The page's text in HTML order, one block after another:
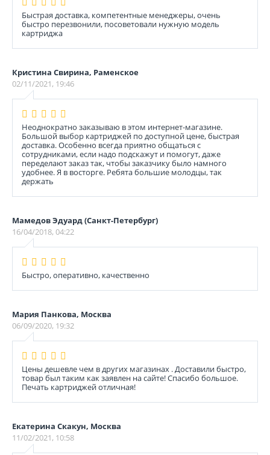
Быстрая доставка, компетентные менеджеры, очень
быстро перезвонили, посоветовали нужную модель
картриджа
Кристина Свирина, Раменское
02/11/2021, 19:46
Неоднократно заказываю в этом интернет-магазине.
Большой выбор картриджей по доступной цене, быстрая
доставка. Особенно всегда приятно общаться с
сотрудниками, если надо подскажут и помогут, даже
переделают заказ так, чтобы заказчику было намного
удобнее. Я в восторге. Ребята большие молодцы, так
держать
Мамедов Эдуард (Санкт-Петербург)
16/04/2018, 04:22
Быстро, оперативно, качественно
Мария Панкова, Москва
06/09/2020, 19:32
Цены дешевле чем в других магазинах . Доставили быстро,
товар был таким как заявлен на сайте! Спасибо большое.
Печать картриджей отличная!
Екатерина Скакун, Москва
11/02/2021, 10:58